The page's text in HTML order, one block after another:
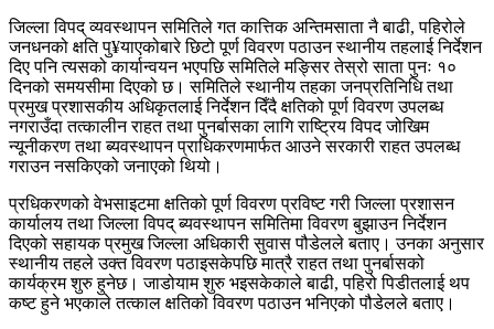
जिल्ला विपद् व्यवस्थापन समितिले गत कात्तिक अन्तिमसाता नै बाढी, पहिरोले
जनधनको क्षति पु¥याएकोबारे छिटो पूर्ण विवरण पठाउन स्थानीय तहलाई निर्देशन
दिए पनि त्यसको कार्यान्वयन भएपछि समितिले मङ्सिर तेस्रो साता पुनः १०
दिनको समयसीमा दिएको छ। समितिले स्थानीय तहका जनप्रतिनिधि तथा
प्रमुख प्रशासकीय अधिकृतलाई निर्देशन दिँदै क्षतिको पूर्ण विवरण उपलब्ध
नगराउँदा तत्कालीन राहत तथा पुनर्बासका लागि राष्ट्रिय विपद जोखिम
न्यूनीकरण तथा ब्यवस्थापन प्राधिकरणमार्फत आउने सरकारी राहत उपलब्ध
गराउन नसकिएको जनाएको थियो।
प्रधिकरणको वेभसाइटमा क्षतिको पूर्ण विवरण प्रविष्ट गरी जिल्ला प्रशासन
कार्यालय तथा जिल्ला विपद् ब्यवस्थापन समितिमा विवरण बुझाउन निर्देशन
दिएको सहायक प्रमुख जिल्ला अधिकारी सुवास पौडेलले बताए। उनका अनुसार
स्थानीय तहले उक्त विवरण पठाइसकेपछि मात्रै राहत तथा पुनर्बासको
कार्यक्रम शुरु हुनेछ। जाडोयाम शुरु भइसकेकाले बाढी, पहिरो पिडीतलाई थप
कष्ट हुने भएकाले तत्काल क्षतिको विवरण पठाउन भनिएको पौडेलले बताए।